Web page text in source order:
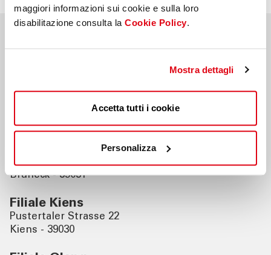
maggiori informazioni sui cookie e sulla loro
disabilitazione consulta la Cookie Policy.
Mostra dettagli
Accetta tutti i cookie
Personalizza
Nahegelegene Filialen
Filiale St. Johann in Ahrntal
Graben 21
Bruneck - 39031
Filiale Kiens
Pustertaler Strasse 22
Kiens - 39030